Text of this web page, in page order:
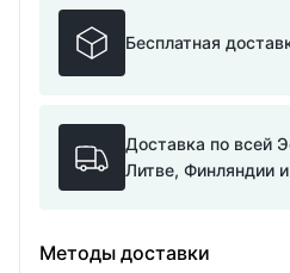
Бесплатная
Доставка по всей
Литве, Финляндии
Методы доставки